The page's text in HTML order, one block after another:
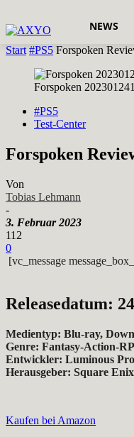
NEWS
Start #PS5 Forspoken
Forspoken
#PS5
Test-Center
Forspoken
Von
Tobias Lehmann
-
3. Februar 2023
112
0
[vc_message
Releasedatum:
Medientyp: Blu-ray,
Genre: Fantasy-Action-
Entwickler: Luminous
Herausgeber: Square Enix
Kaufen bei Amazon